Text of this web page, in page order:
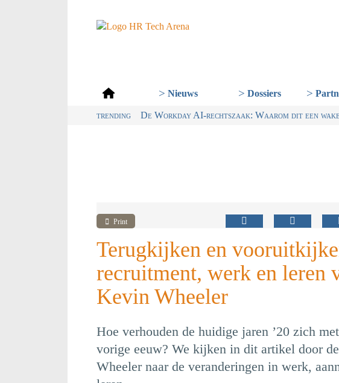
Nieuws Dossiers
trending Digitalisering & AI cruciaal voor
Wet loontransparantie: dit moet HR nu al
Van dialect naar ABN: waarom Nederland een
De Workday AI-rechtszaak: Waarom dit een
Print
Terugkijken en
recruitment, werk en leren
Kevin Wheeler
Hoe verhouden de huidige jaren ’20 zich
vorige eeuw? We kijken in dit artikel door
Wheeler naar de veranderingen in werk,